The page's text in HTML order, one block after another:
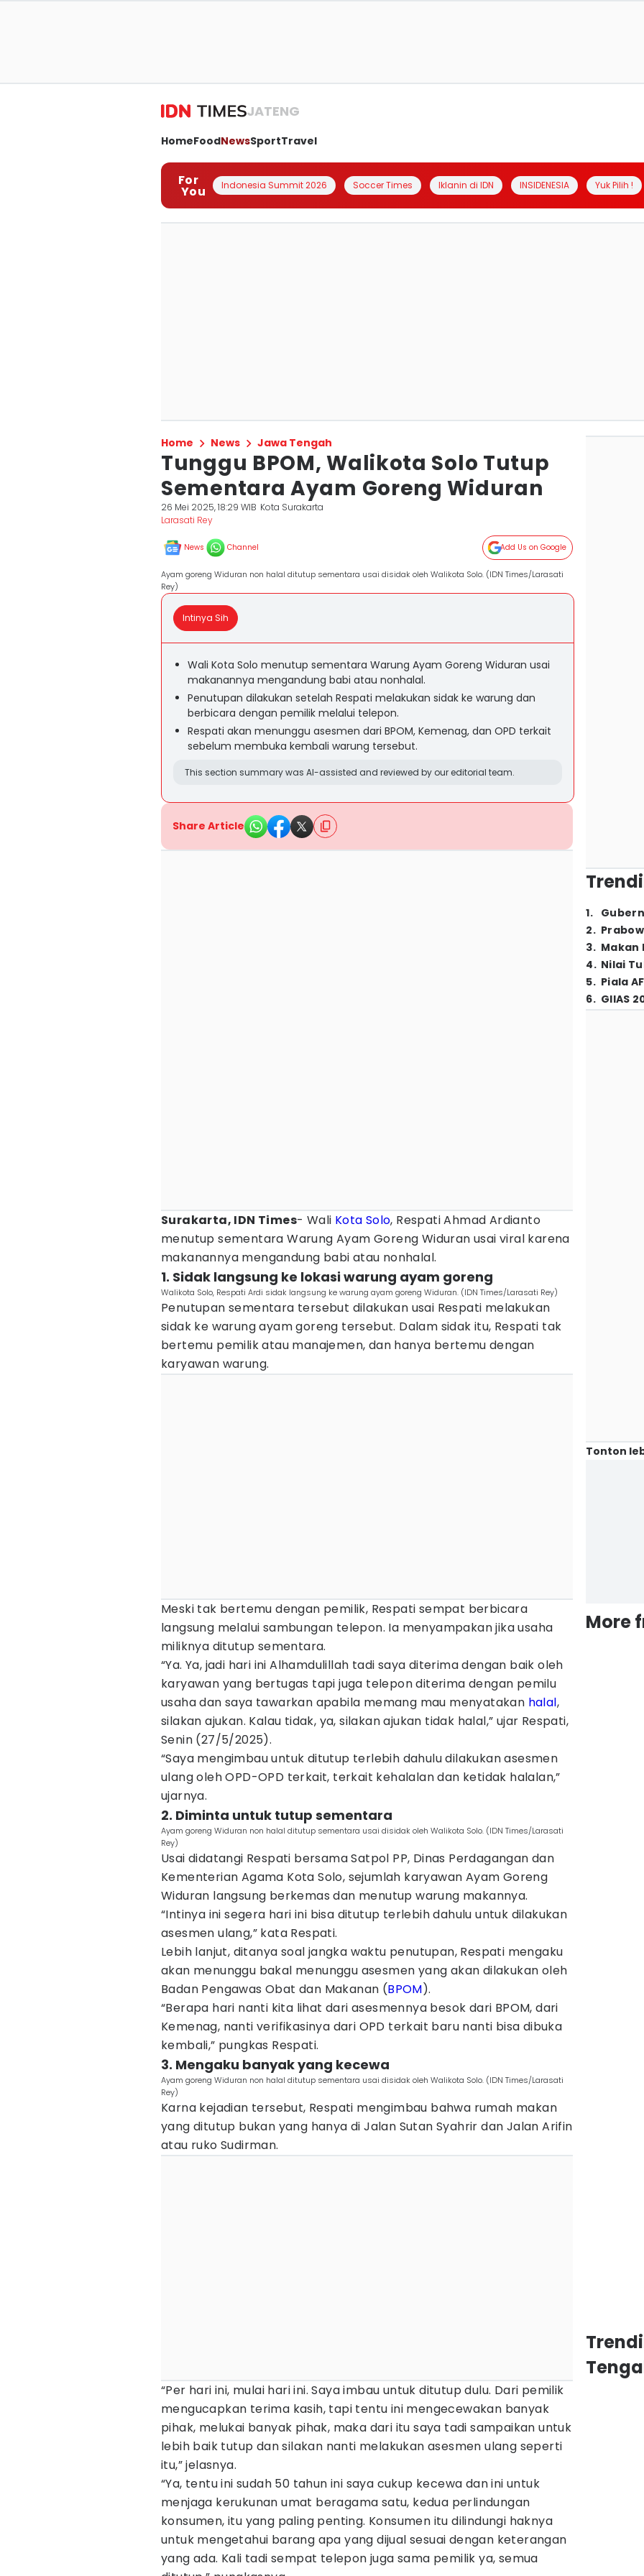
JATENG
HomeFoodNewsSportTravel
For
You Indonesia Summit 2026 Soccer Times Iklanin di IDN INSIDENESIA Yuk Pilih !
Home News Jawa Tengah
Tunggu BPOM, Walikota Solo Tutup
Sementara Ayam Goreng Widuran
26 Mei 2025, 18:29 WIB Kota Surakarta
Larasati Rey
News Channel Add Us on Google
Ayam goreng Widuran non halal ditutup sementara usai disidak oleh Walikota Solo. (IDN Times/Larasati
Rey)
Intinya Sih
Wali Kota Solo menutup sementara Warung Ayam Goreng Widuran usai
makanannya mengandung babi atau nonhalal.
Penutupan dilakukan setelah Respati melakukan sidak ke warung dan
berbicara dengan pemilik melalui telepon.
Respati akan menunggu asesmen dari BPOM, Kemenag, dan OPD terkait
sebelum membuka kembali warung tersebut.
This section summary was AI-assisted and reviewed by our editorial team.
Share Article
Surakarta, IDN Times- Wali Kota Solo, Respati Ahmad Ardianto
menutup sementara Warung Ayam Goreng Widuran usai viral karena
makanannya mengandung babi atau nonhalal.
1. Sidak langsung ke lokasi warung ayam goreng
Walikota Solo, Respati Ardi sidak langsung ke warung ayam goreng Widuran. (IDN Times/Larasati Rey)
Penutupan sementara tersebut dilakukan usai Respati melakukan
sidak ke warung ayam goreng tersebut. Dalam sidak itu, Respati tak
bertemu pemilik atau manajemen, dan hanya bertemu dengan
karyawan warung.
Meski tak bertemu dengan pemilik, Respati sempat berbicara
langsung melalui sambungan telepon. Ia menyampakan jika usaha
miliknya ditutup sementara.
“Ya. Ya, jadi hari ini Alhamdulillah tadi saya diterima dengan baik oleh
karyawan yang bertugas tapi juga telepon diterima dengan pemilu
usaha dan saya tawarkan apabila memang mau menyatakan halal,
silakan ajukan. Kalau tidak, ya, silakan ajukan tidak halal,” ujar Respati,
Senin (27/5/2025).
“Saya mengimbau untuk ditutup terlebih dahulu dilakukan asesmen
ulang oleh OPD-OPD terkait, terkait kehalalan dan ketidak halalan,”
ujarnya.
2. Diminta untuk tutup sementara
Ayam goreng Widuran non halal ditutup sementara usai disidak oleh Walikota Solo. (IDN Times/Larasati
Rey)
Usai didatangi Respati bersama Satpol PP, Dinas Perdagangan dan
Kementerian Agama Kota Solo, sejumlah karyawan Ayam Goreng
Widuran langsung berkemas dan menutup warung makannya.
“Intinya ini segera hari ini bisa ditutup terlebih dahulu untuk dilakukan
asesmen ulang,” kata Respati.
Lebih lanjut, ditanya soal jangka waktu penutupan, Respati mengaku
akan menunggu bakal menunggu asesmen yang akan dilakukan oleh
Badan Pengawas Obat dan Makanan (BPOM).
“Berapa hari nanti kita lihat dari asesmennya besok dari BPOM, dari
Kemenag, nanti verifikasinya dari OPD terkait baru nanti bisa dibuka
kembali,” pungkas Respati.
3. Mengaku banyak yang kecewa
Ayam goreng Widuran non halal ditutup sementara usai disidak oleh Walikota Solo. (IDN Times/Larasati
Rey)
Karna kejadian tersebut, Respati mengimbau bahwa rumah makan
yang ditutup bukan yang hanya di Jalan Sutan Syahrir dan Jalan Arifin
atau ruko Sudirman.
“Per hari ini, mulai hari ini. Saya imbau untuk ditutup dulu. Dari pemilik
mengucapkan terima kasih, tapi tentu ini mengecewakan banyak
pihak, melukai banyak pihak, maka dari itu saya tadi sampaikan untuk
lebih baik tutup dan silakan nanti melakukan asesmen ulang seperti
itu,” jelasnya.
“Ya, tentu ini sudah 50 tahun ini saya cukup kecewa dan ini untuk
menjaga kerukunan umat beragama satu, kedua perlindungan
konsumen, itu yang paling penting. Konsumen itu dilindungi haknya
untuk mengetahui barang apa yang dijual sesuai dengan keterangan
yang ada. Kali tadi sempat telepon juga sama pemilik ya, semua
1.
2.
3. Makan
4. Nilai
5. Piala
6. GIIAS
Tonton
More